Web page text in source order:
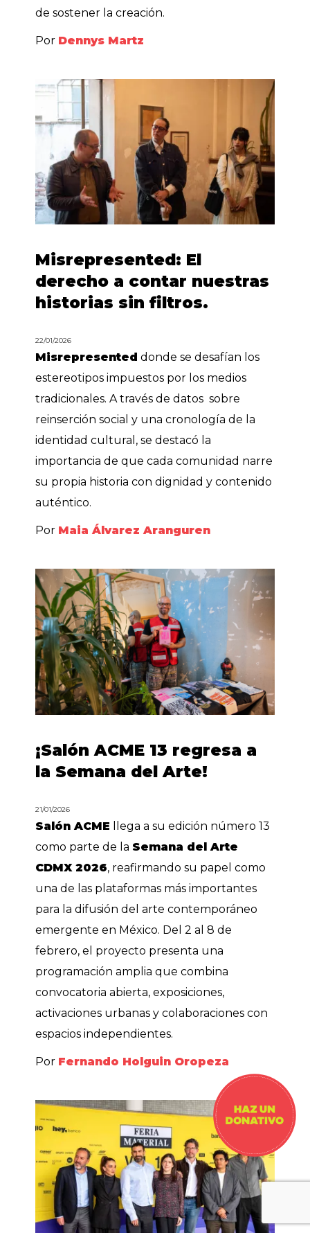
de sostener la creación.
Por Dennys Martz
Misrepresented: El
derecho a contar nuestras
historias sin filtros.
22/01/2026
Misrepresented donde se desafían los
estereotipos impuestos por los medios
tradicionales. A través de datos sobre
reinserción social y una cronología de la
identidad cultural, se destacó la
importancia de que cada comunidad narre
su propia historia con dignidad y contenido
auténtico.
Por Maia Álvarez Aranguren
¡Salón ACME 13 regresa a
la Semana del Arte!
21/01/2026
Salón ACME llega a su edición número 13
como parte de la Semana del Arte
CDMX 2026, reafirmando su papel como
una de las plataformas más importantes
para la difusión del arte contemporáneo
emergente en México. Del 2 al 8 de
febrero, el proyecto presenta una
programación amplia que combina
convocatoria abierta, exposiciones,
activaciones urbanas y colaboraciones con
espacios independientes.
Por Fernando Holguin Oropeza